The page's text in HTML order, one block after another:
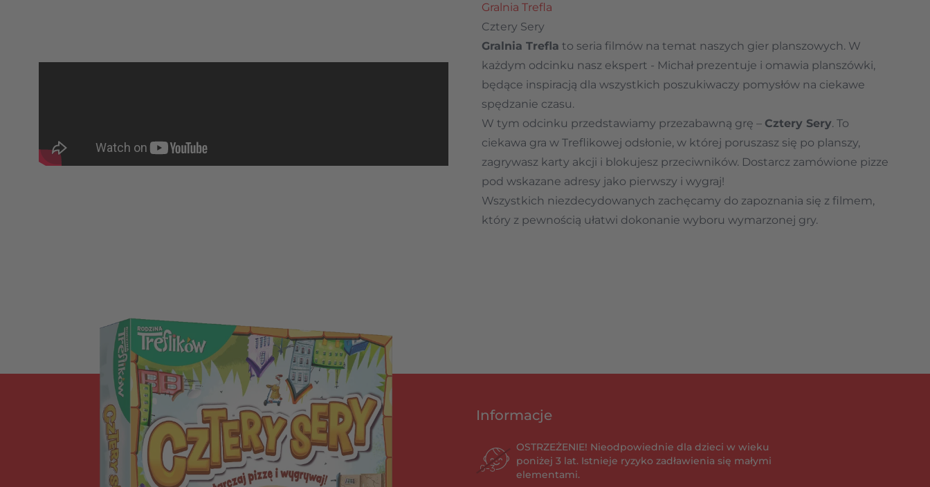
Gralnia Trefla
Cztery Sery
Gralnia Trefla to seria filmów na temat naszych gier planszowych. W
każdym odcinku nasz ekspert - Michał prezentuje i omawia planszówki,
będące inspiracją dla wszystkich poszukiwaczy pomysłów na ciekawe
spędzanie czasu.
W tym odcinku przedstawiamy przezabawną grę – Cztery Sery. To
ciekawa gra w Treflikowej odsłonie, w której poruszasz się po planszy,
zagrywasz karty akcji i blokujesz przeciwników. Dostarcz zamówione pizze
pod wskazane adresy jako pierwszy i wygraj!
Wszystkich niezdecydowanych zachęcamy do zapoznania się z filmem,
który z pewnością ułatwi dokonanie wyboru wymarzonej gry.
Informacje
OSTRZEŻENIE! Nieodpowiednie dla dzieci w wieku
poniżej 3 lat. Istnieje ryzyko zadławienia się małymi
elementami.